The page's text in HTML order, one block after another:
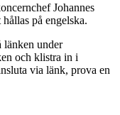
Johannes
på engelska.
länken under
och klistra in i
via länk, prova en